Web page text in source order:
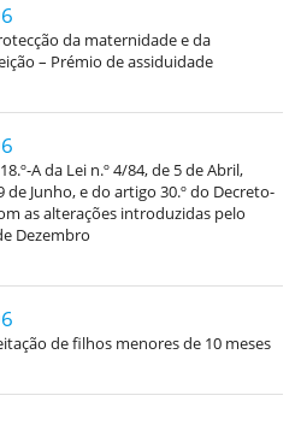
da maternidade e da
– Prémio de assiduidade
A da Lei n.º 4/84, de 5 de Abril,
de Junho, e do artigo 30.º do Decreto-
as alterações introduzidas pelo
Dezembro
de filhos menores de 10 meses